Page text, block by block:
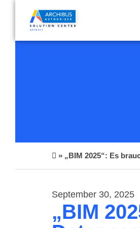
» „BIM 2025“: Es
September 30, 2025
„BIM